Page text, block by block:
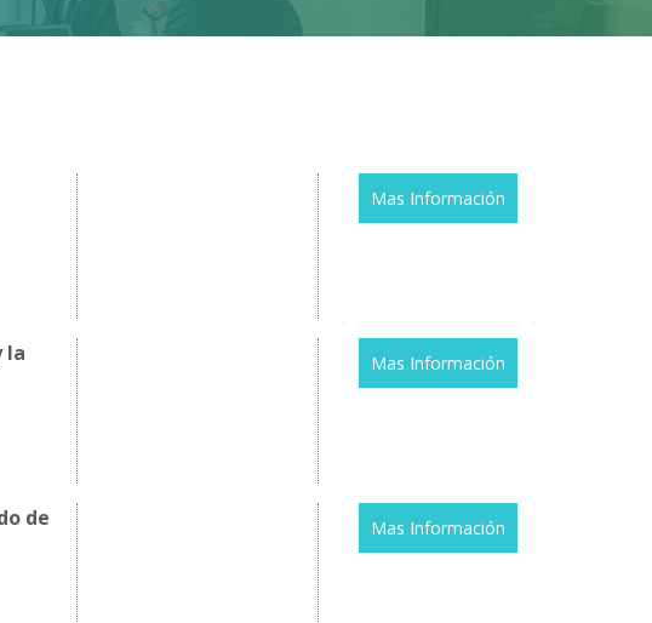
Mas Información
la
Mas Información
de
Mas Información